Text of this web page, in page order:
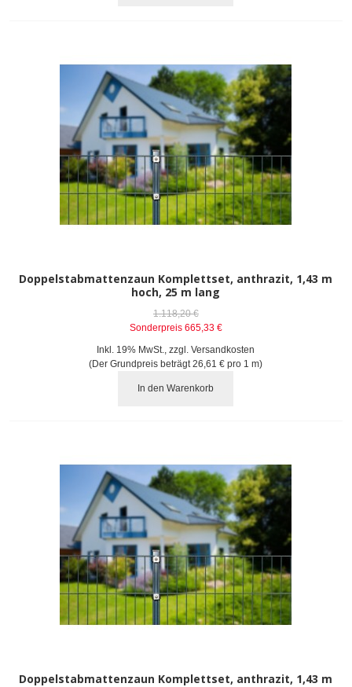
Doppelstabmattenzaun Komplettset, anthrazit, 1,43 m
hoch, 25 m lang
1.118,20 €
Sonderpreis 665,33 €
Inkl. 19% MwSt.
,zzgl.Versandkosten
(Der Grundpreis beträgt26,61 € pro 1 m)
In den Warenkorb
Doppelstabmattenzaun Komplettset, anthrazit, 1,43 m